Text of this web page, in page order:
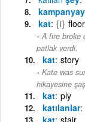
kat {i} floor
A fire broke
patlak verdi.
kat story
Kate was
hikayesine
kat ply
katılanlar
kat stair